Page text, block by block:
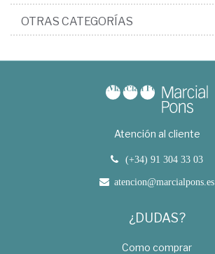
OTRAS CATEGORÍAS
Atención al cliente
(+34) 91 304 33 03
atencion@marcialpons.es
¿DUDAS?
Como comprar